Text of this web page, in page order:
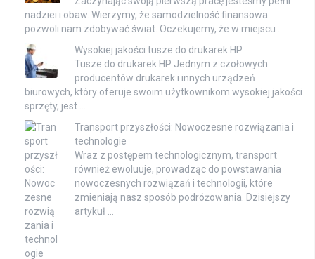
nadziei i obaw. Wierzymy, że samodzielność finansowa
pozwoli nam zdobywać świat. Oczekujemy, że w miejscu …
Wysokiej jakości tusze do drukarek HP
Tusze do drukarek HP Jednym z czołowych
producentów drukarek i innych urządzeń
biurowych, który oferuje swoim użytkownikom wysokiej jakości
sprzęty, jest …
Transport przyszłości: Nowoczesne rozwiązania i
technologie
Wraz z postępem technologicznym, transport
również ewoluuje, prowadząc do powstawania
nowoczesnych rozwiązań i technologii, które
zmieniają nasz sposób podróżowania. Dzisiejszy
artykuł …